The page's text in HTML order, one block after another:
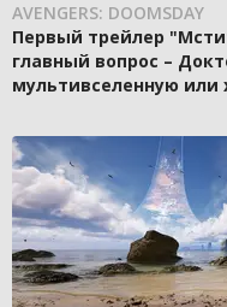
AVENGERS: DOOMSDAY
Первый трейлер
главный вопрос –
мультивселенную или